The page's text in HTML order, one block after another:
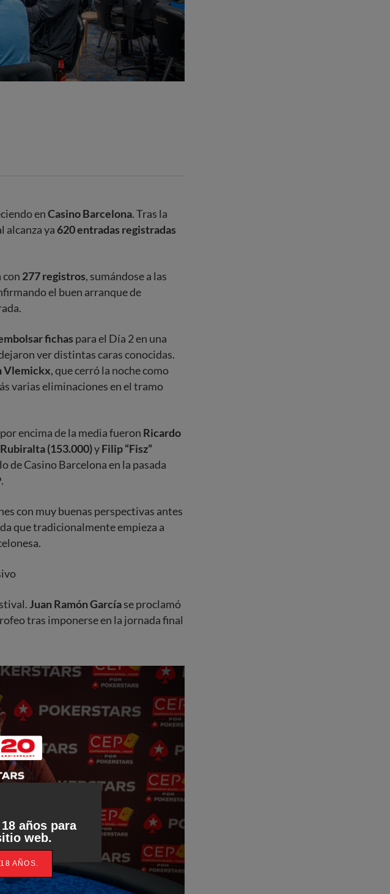
enCasino Barcelona. Tras la
alcanza ya 620 entradas registradas
con 277 registros, sumándose a las
el buen arranque de
fichas para el Día 2 en una
ver distintas caras conocidas.
Vlemickx, que cerró la noche como
varias eliminaciones en el tramo
encima de la media fueron Ricardo
(153.000)yFilip “Fisz”
de Casino Barcelona en la pasada
.
con muy buenas perspectivas antes
que tradicionalmente empieza a
Juan Ramón Garcíase proclamó
tras imponerse en la jornada final
años para
web.
AÑOS.